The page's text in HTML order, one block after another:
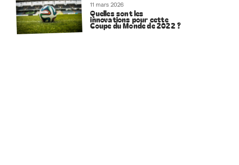
11 mars 2026
Quelles sont les
innovations pour cette
Coupe du Monde de 2022 ?